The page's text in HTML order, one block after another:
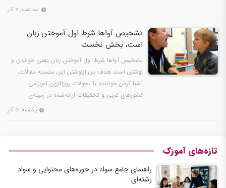
سه شنبه, ۷ آذر
تشخیص آواها شرط اول آموختن زبان
است، بخش نخست
تشخیص آواها شرط اول آموختن زبان یعنی خواندن و
نوشتن است هدف من ازنوشتن این سلسله مقالات،
آشنا کردن خواننده با تحولات روزافزون آموزشی
کشورهای غربی و تحقیقات ارائه‌شده در زمینه‌ی
یکشنبه, ۵ آذر
تازه‌های آموزک
راهنمای جامع سواد در حوزه‌های محتوایی و سواد
رشته‌ای